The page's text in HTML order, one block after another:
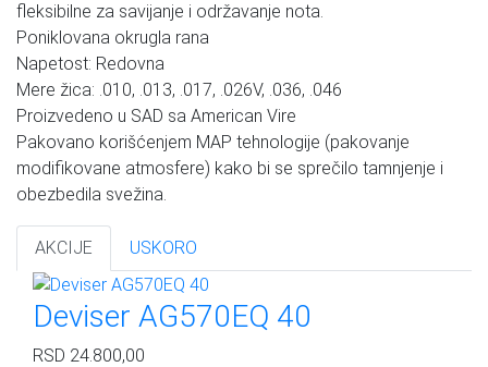
fleksibilne za savijanje i održavanje nota.
Poniklovana okrugla rana
Napetost: Redovna
Mere žica: .010, .013, .017, .026V, .036, .046
Proizvedeno u SAD sa American Vire
Pakovano korišćenjem MAP tehnologije (pakovanje
modifikovane atmosfere) kako bi se sprečilo tamnjenje i
obezbedila svežina.
AKCIJE USKORO
Deviser AG570EQ 40
RSD 24.800,00